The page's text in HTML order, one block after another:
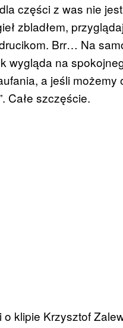
części z was nie
zbladłem,
Brr… Na
wygląda na
a jeśli możemy
Całe szczęście.
o klipie Krzysztof